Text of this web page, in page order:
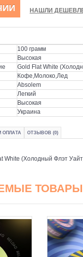
НАШЛИ
100 грамм
Высокая
Gold Flat White
Кофе,Молоко,Лед
Absolem
Легкий
Высокая
Украина
ОПЛАТА ОТЗЫВОВ (0)
White (Холодный Флэт
ТОВАРЫ